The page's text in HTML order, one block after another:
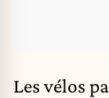
Les vélos